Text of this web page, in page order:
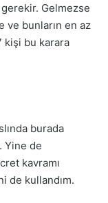
Gelmezse
ve bunların en az
kişi bu karara
burada
Yine de
kavramı
de kullandım.